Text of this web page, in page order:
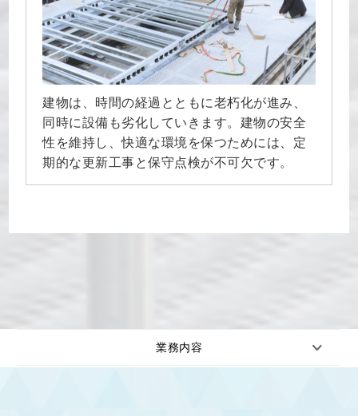
建物は、時間の経過とともに老朽化が進み、
同時に設備も劣化していきます。建物の安全
性を維持し、快適な環境を保つためには、定
期的な更新工事と保守点検が不可欠です。
業務内容